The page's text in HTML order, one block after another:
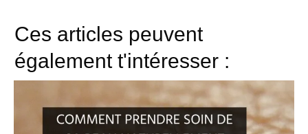
Ces articles peuvent
également t'intéresser :